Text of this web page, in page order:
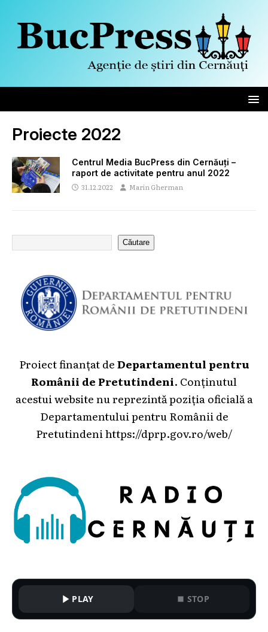
Proiecte 2022
Centrul Media BucPress din Cernăuți –
raport de activitate pentru anul 2022
31.12.2022 Marin Gherman
Căutare
Proiect finanțat deDepartamentul pentru
Românii de Pretutindeni. Conținutul
acestui website nu reprezintă poziția oficială a
Departamentului pentru Românii de
Pretutindeni https://dprp.gov.ro/web/
PLAY STOP